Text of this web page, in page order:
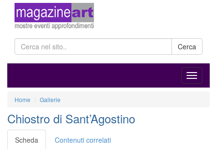
Cerca
Home Gallerie
Chiostro di Sant’Agostino
Scheda Contenuti correlati